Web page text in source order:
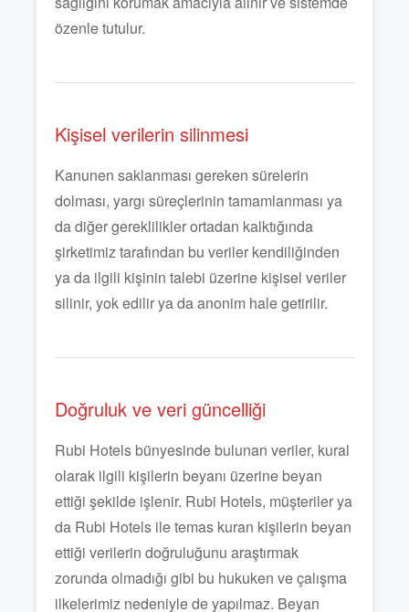
özenle tutulur.
Kişisel verilerin silinmesi
Kanunen saklanması gereken sürelerin
dolması, yargı süreçlerinin tamamlanması ya
da diğer gereklilikler ortadan kalktığında
şirketimiz tarafından bu veriler kendiliğinden
ya da ilgili kişinin talebi üzerine kişisel veriler
silinir, yok edilir ya da anonim hale getirilir.
Doğruluk ve veri güncelliği
Rubi Hotels bünyesinde bulunan veriler, kural
olarak ilgili kişilerin beyanı üzerine beyan
ettiği şekilde işlenir. Rubi Hotels, müşteriler ya
da Rubi Hotels ile temas kuran kişilerin beyan
ettiği verilerin doğruluğunu araştırmak
zorunda olmadığı gibi bu hukuken ve çalışma
ilkelerimiz nedeniyle de yapılmaz. Beyan